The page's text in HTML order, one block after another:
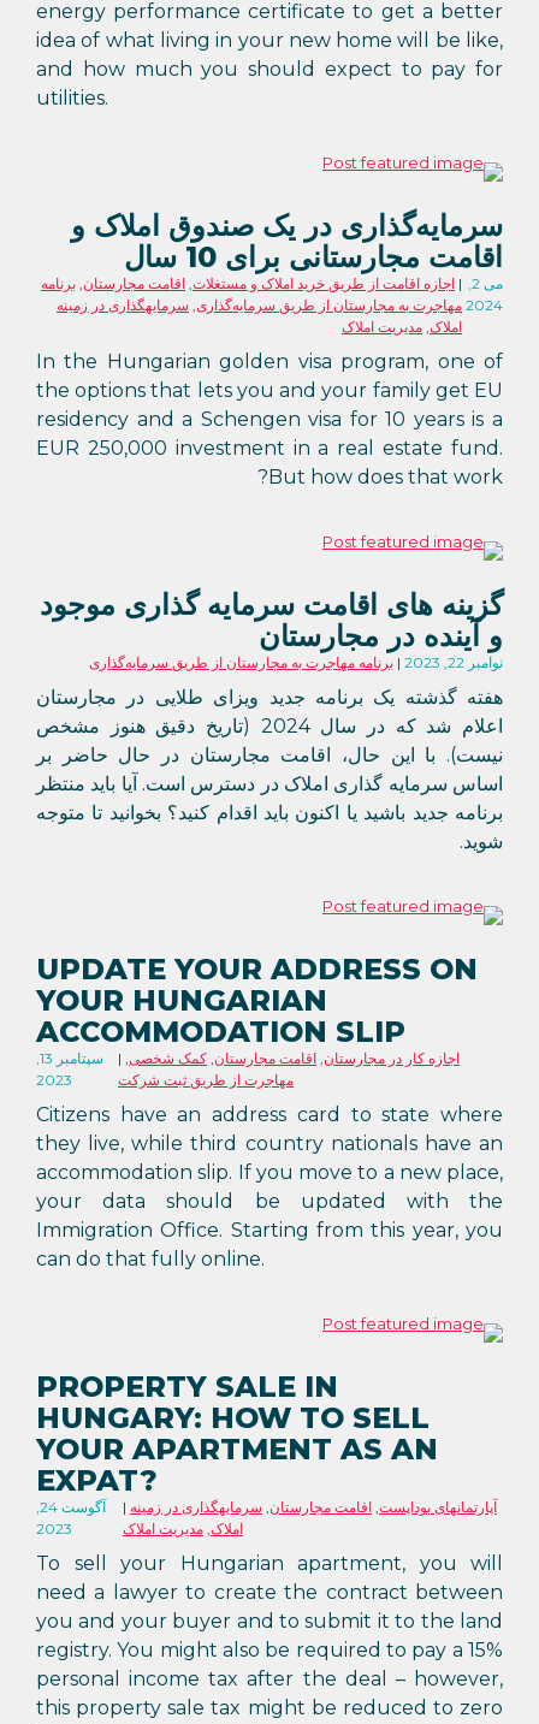
energy performance certificate to get a better
idea of what living in your new home will be like,
and how much you should expect to pay for
utilities.
سرمایه‌گذاری در یک صندوق املاک و
اقامت مجارستانی برای 10 سال
می 2,
2024
اجازه اقامت از طریق خرید املاک و مستغلات, اقامت مجارستان, برنامه
مهاجرت به مجارستان از طریق سرمایه‌گذاری, سرمایهگذاری در زمینه
املاک, مدیریت املاک
In the Hungarian golden visa program, one of
the options that lets you and your family get EU
residency and a Schengen visa for 10 years is a
EUR 250,000 investment in a real estate fund.
But how does that work?
گزینه های اقامت سرمایه گذاری موجود
و آینده در مجارستان
نوامبر 22, 2023 برنامه مهاجرت به مجارستان از طریق سرمایه‌گذاری
هفته گذشته یک برنامه جدید ویزای طلایی در مجارستان
اعلام شد که در سال 2024 (تاریخ دقیق هنوز مشخص
نیست). با این حال، اقامت مجارستان در حال حاضر بر
اساس سرمایه گذاری املاک در دسترس است. آیا باید منتظر
برنامه جدید باشید یا اکنون باید اقدام کنید؟ بخوانید تا متوجه
شوید.
UPDATE YOUR ADDRESS ON
YOUR HUNGARIAN
ACCOMMODATION SLIP
سپتامبر 13,
2023
اجازه کار در مجارستان, اقامت مجارستان, کمک شخصی,
مهاجرت از طریق ثبت شرکت
Citizens have an address card to state where
they live, while third country nationals have an
accommodation slip. If you move to a new place,
your data should be updated with the
Immigration Office. Starting from this year, you
can do that fully online.
PROPERTY SALE IN
HUNGARY: HOW TO SELL
YOUR APARTMENT AS AN
EXPAT?
آگوست 24,
2023
آپارتمانهای بوداپست,اقامت مجارستان, سرمایهگذاری در زمینه
املاک,مدیریت املاک
To sell your Hungarian apartment, you will
need a lawyer to create the contract between
you and your buyer and to submit it to the land
registry. You might also be required to pay a 15%
personal income tax after the deal – however,
this property sale tax might be reduced to zero